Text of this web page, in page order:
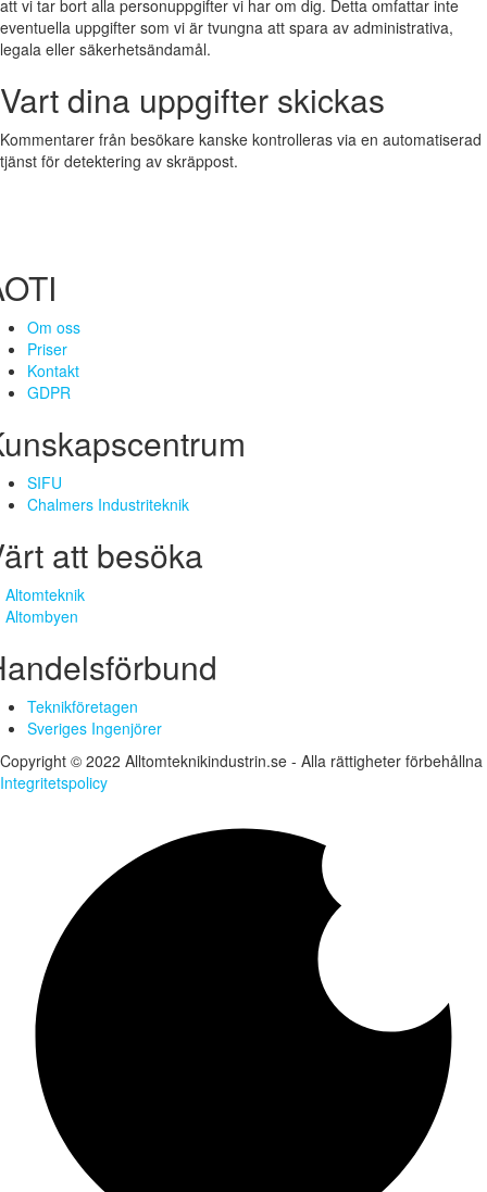
att vi tar bort alla personuppgifter vi har om dig. Detta omfattar inte
eventuella uppgifter som vi är tvungna att spara av administrativa,
legala eller säkerhetsändamål.
Vart dina uppgifter skickas
Kommentarer från besökare kanske kontrolleras via en automatiserad
tjänst för detektering av skräppost.
Om oss
Priser
Kontakt
GDPR
SIFU
Chalmers Industriteknik
att besöka
Altomteknik
Altombyen
Teknikföretagen
Sveriges Ingenjörer
Copyright © 2022 Alltomteknikindustrin.se - Alla rättigheter förbehållna
Integritetspolicy